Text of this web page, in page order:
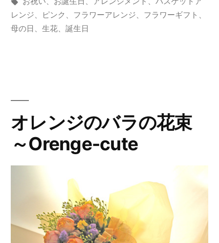
ス
の
ッ
ト
ア
者:
ゴ
グ:
レンジ、 ピンク 、 フラワーアレンジ、 フラワーギフト 、
母の日 、 生花、 誕生日
オレンジのバラの花束
～Orenge-cute